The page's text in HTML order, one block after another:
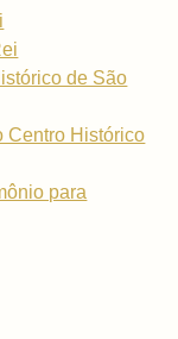
de São
Centro Histórico
para